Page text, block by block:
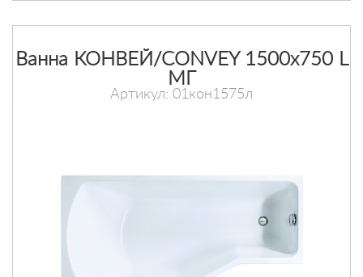
Ванна КОНВЕЙ/CONVEY 1500х750 L
МГ
Артикул: 01кон1575л